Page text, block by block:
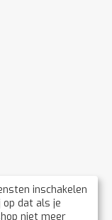
inschakelen
op dat als je
niet meer